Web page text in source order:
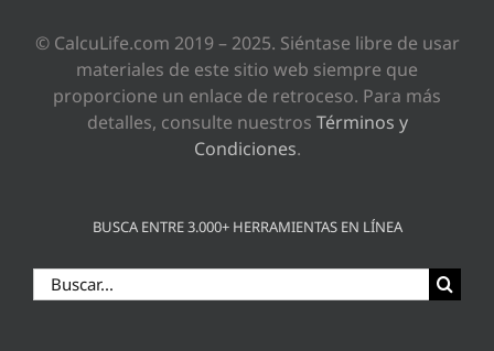
© CalcuLife.com 2019 – 2025. Siéntase libre de usar
materiales de este sitio web siempre que
proporcione un enlace de retroceso. Para más
detalles, consulte nuestros Términos y
Condiciones.
BUSCA ENTRE 3.000+ HERRAMIENTAS EN LÍNEA
Buscar: